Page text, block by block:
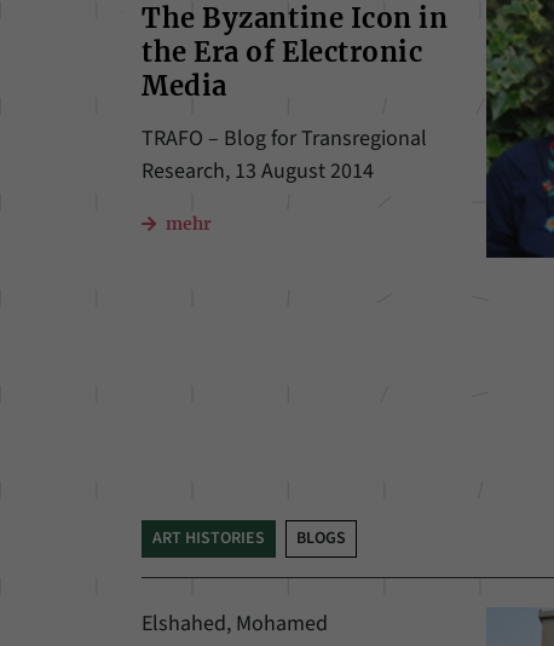
The Byzantine Icon in
the Era of Electronic
Media
TRAFO – Blog for Transregional
Research, 13 August 2014
mehr
ART HISTORIES BLOGS
Elshahed, Mohamed